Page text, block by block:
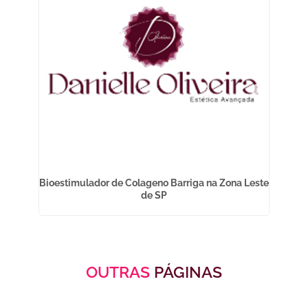
Bioestimulador de Colageno Barriga na Zona Leste
de SP
OUTRAS PÁGINAS